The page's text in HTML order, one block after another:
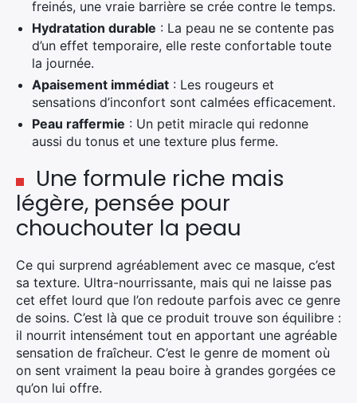
freinés, une vraie barrière se crée contre le temps.
Hydratation durable : La peau ne se contente pas
d’un effet temporaire, elle reste confortable toute
la journée.
Apaisement immédiat : Les rougeurs et
sensations d’inconfort sont calmées efficacement.
Peau raffermie : Un petit miracle qui redonne
aussi du tonus et une texture plus ferme.
Une formule riche mais
légère, pensée pour
chouchouter la peau
Ce qui surprend agréablement avec ce masque, c’est
sa texture. Ultra-nourrissante, mais qui ne laisse pas
cet effet lourd que l’on redoute parfois avec ce genre
de soins. C’est là que ce produit trouve son équilibre :
il nourrit intensément tout en apportant une agréable
sensation de fraîcheur. C’est le genre de moment où
on sent vraiment la peau boire à grandes gorgées ce
qu’on lui offre.
Rechercher